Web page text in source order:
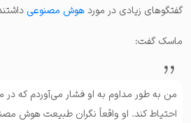
گفتگوهای زیادی در موردهوش مصنوعی
ماسک گفت:
من به طور مداوم به او فشار می‌آوردم که
احتیاط کند. او واقعاً نگران طبیعت هوش